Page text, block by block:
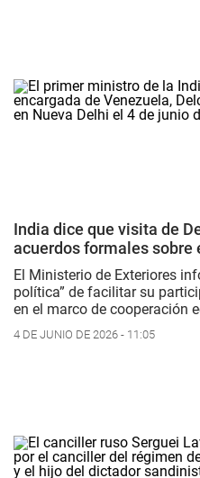
India dice que visita de
acuerdos formales sobre
El Ministerio de Exteriores
política” de facilitar su
en el marco de cooperación
4 DE JUNIO DE 2026 - 11:05